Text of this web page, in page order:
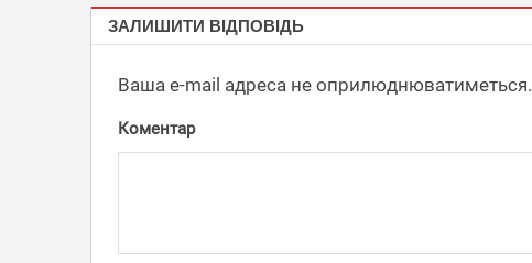
КУБКИ,
СТАТУЕТКИ
ЗАЛИШИТИ ВІДПОВІДЬ
Ваша e-mail адреса не оприлюднюватиметься.
Коментар